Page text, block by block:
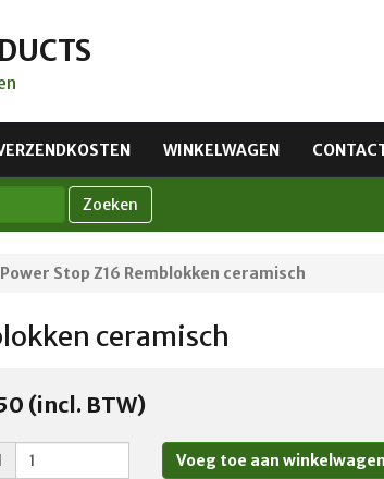
WINKELWAGEN
Zoeken
Power Stop Z16 Remblokken ceramisch
ceramisch
(incl. BTW)